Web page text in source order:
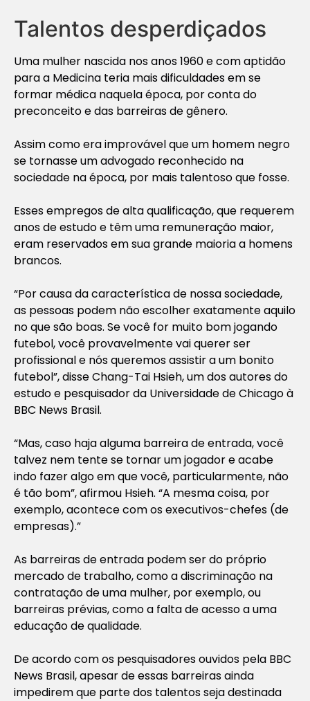
Talentos desperdiçados
Uma mulher nascida nos anos 1960 e com aptidão
para a Medicina teria mais dificuldades em se
formar médica naquela época, por conta do
preconceito e das barreiras de gênero.
Assim como era improvável que um homem negro
se tornasse um advogado reconhecido na
sociedade na época, por mais talentoso que fosse.
Esses empregos de alta qualificação, que requerem
anos de estudo e têm uma remuneração maior,
eram reservados em sua grande maioria a homens
brancos.
“Por causa da característica de nossa sociedade,
as pessoas podem não escolher exatamente aquilo
no que são boas. Se você for muito bom jogando
futebol, você provavelmente vai querer ser
profissional e nós queremos assistir a um bonito
futebol”, disse Chang-Tai Hsieh, um dos autores do
estudo e pesquisador da Universidade de Chicago à
BBC News Brasil.
“Mas, caso haja alguma barreira de entrada, você
talvez nem tente se tornar um jogador e acabe
indo fazer algo em que você, particularmente, não
é tão bom”, afirmou Hsieh. “A mesma coisa, por
exemplo, acontece com os executivos-chefes (de
empresas).”
As barreiras de entrada podem ser do próprio
mercado de trabalho, como a discriminação na
contratação de uma mulher, por exemplo, ou
barreiras prévias, como a falta de acesso a uma
educação de qualidade.
De acordo com os pesquisadores ouvidos pela BBC
News Brasil, apesar de essas barreiras ainda
impedirem que parte dos talentos seja destinada